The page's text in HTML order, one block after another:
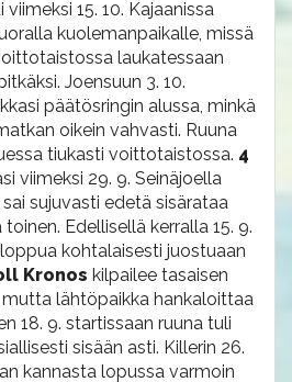
viimeksi 15. 10. Kajaanissa
kuolemanpaikalle, missä
laukatessaan
Joensuun 3. 10.
päätösringin alussa, minkä
oikein vahvasti. Ruuna
tiukasti voittotaistossa. 4
viimeksi 29. 9. Seinäjoella
sujuvasti edetä sisärataa
Edellisellä kerralla 15. 9.
kohtalaisesti juostuaan
Kronos kilpailee tasaisen
lähtöpaikka hankaloittaa
18. 9. startissaan ruuna tuli
sisään asti. Killerin 26.
kannasta lopussa varmoin